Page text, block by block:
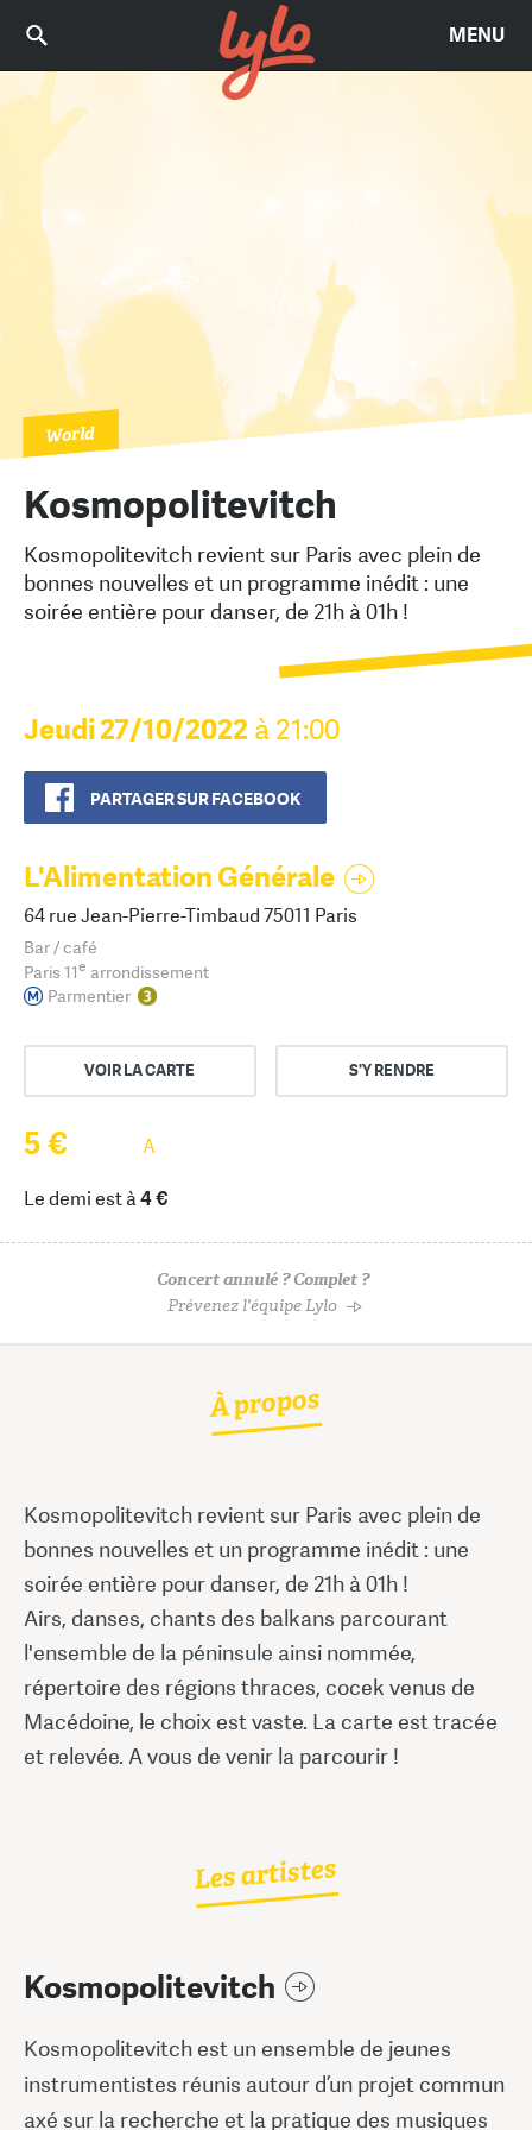
MENU
World
Kosmopolitevitch
Kosmopolitevitch revient sur Paris avec plein de
bonnes nouvelles et un programme inédit : une
soirée entière pour danser, de 21h à 01h !
Jeudi 27/10/2022 à 21:00
PARTAGER SUR FACEBOOK
L'Alimentation Générale
64 rue Jean-Pierre-Timbaud 75011 Paris
Bar / café
Paris 11e arrondissement
Parmentier
VOIR LA CARTE S'Y RENDRE
5 € A
Le demi est à4 €
Concert annulé ? Complet ?
Prévenez l'équipe Lylo
À propos
Kosmopolitevitch revient sur Paris avec plein de
bonnes nouvelles et un programme inédit : une
soirée entière pour danser, de 21h à 01h !
Airs, danses, chants des balkans parcourant
l'ensemble de la péninsule ainsi nommée,
répertoire des régions thraces, cocek venus de
Macédoine, le choix est vaste. La carte est tracée
et relevée. A vous de venir la parcourir !
Les artistes
Kosmopolitevitch
Kosmopolitevitch est un ensemble de jeunes
instrumentistes réunis autour d’un projet commun
axé sur la recherche et la pratique des musiques